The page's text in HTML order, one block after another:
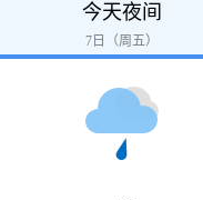
今天夜间
7日（周五）